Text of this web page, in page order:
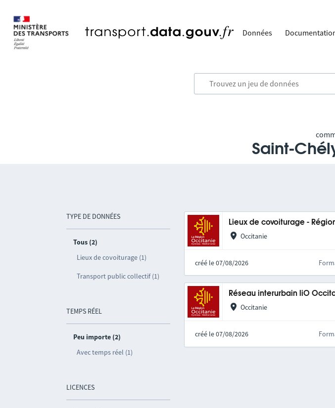
Données
Saint-
TYPE DE DONNÉES
Tous (2)
Lieux de covoiturage (1)
Transport public collectif (1)
TEMPS RÉEL
Peu importe (2)
Avec temps réel (1)
LICENCES
Lieux de covoiturage -
Occitanie
créé le 07/08/2026
Réseau interurbain liO
Occitanie
créé le 07/08/2026